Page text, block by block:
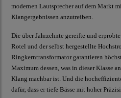
modernen Lautsprecher auf dem Markt
Klangergebnissen anzutreiben.
Die über Jahrzehnte gereifte und
Rotel und der selbst hergestellte
Ringkerntransformator garantieren
Maximum dessen, was in dieser Klasse
Klang machbar ist. Und die
dafür, dass er tiefe Bässe mit hoher